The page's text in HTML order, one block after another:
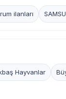
ilanları
Hayvanlar